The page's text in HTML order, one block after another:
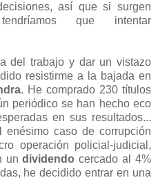
así que si surgen
que intentar
del trabajo y dar un vistazo
resistirme a la bajada en
. He comprado 230 títulos
periódico se han hecho eco
en sus resultados...
caso de corrupción
operación policial-judicial,
undividendo cercado al 4%
he decidido entrar en una